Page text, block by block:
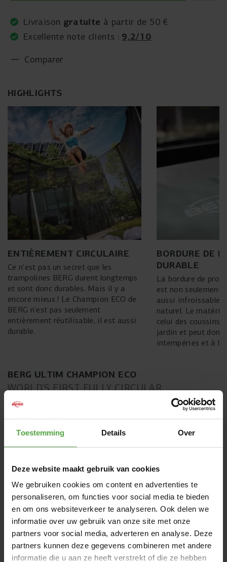
Toestemming Details Over
Deze website maakt gebruik van cookies
We gebruiken cookies om content en advertenties te
personaliseren, om functies voor social media te bieden
en om ons websiteverkeer te analyseren. Ook delen we
informatie over uw gebruik van onze site met onze
partners voor social media, adverteren en analyse. Deze
partners kunnen deze gegevens combineren met andere
informatie die u aan ze heeft verstrekt of die ze hebben
HIGHLIGHTS
ENTIÈREMENT CIRCULAIRE
Ce n'est pas un secret que les
trampolines BERG durent longtemps
et sont donc durables. Mais il y a
encore mieux ! Le Champion ECO de
BERG n'est pas seulement
entièrement réutilisable, il est aussi
durable.
BORDURE DE
DURABLE
La bordure de
est non seulement
aussi infroissable
naturel. Le
celui des coussins
jardin et peut donc
intempéries et à la
BERG ULTIM CHAMPION ECO
WORLD’S FIRST FULLY CIRCULAR
TRAMPOLINE
Le monde a besoin de choix durables. Non seulement pour
nous-mêmes, mais aussi pour les générations à venir. Avec
seulement produit avec soin, mais il dure aussi
incroyablement longtemps et peut être entièrement
réutilisé après son cycle de vie. Le Champion ECO est
disponible en tant que trampoline sur pieds et en tant que
FlatGround.
Livraison gratuite à partir de 50 €
Excellente note clients : 9,2/10
Comparer